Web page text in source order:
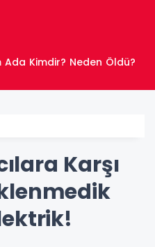
Ada Kimdir? Neden Öldü?
Karşı